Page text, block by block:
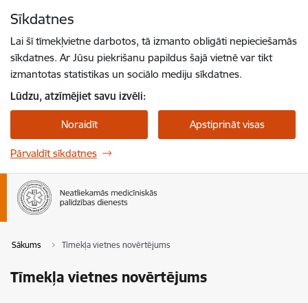
Sīkdatnes
Lai šī tīmekļvietne darbotos, tā izmanto obligāti nepieciešamās
sīkdatnes. Ar Jūsu piekrišanu papildus šajā vietnē var tikt
izmantotas statistikas un sociālo mediju sīkdatnes.
Lūdzu, atzīmējiet savu izvēli:
Noraidīt Apstiprināt visas
Pārvaldīt sīkdatnes
Sākums Tīmekļa vietnes novērtējums
Tīmekļa vietnes novērtējums